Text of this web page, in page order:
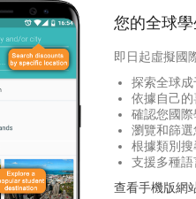
您的全球
即日起虛擬國
探索全球成
依據自己的
確認您國際
瀏覽和篩選
根據類別搜
支援多種語
查看手機版網